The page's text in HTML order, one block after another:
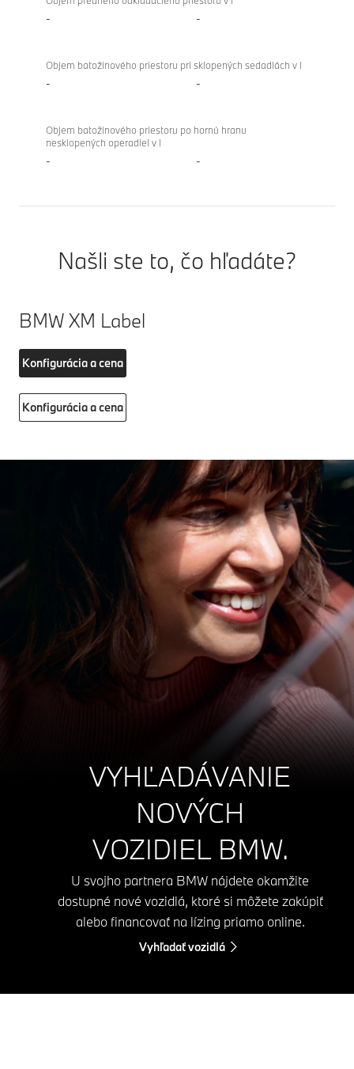
- -
Objem batožinového priestoru pri sklopených sedadlách v l
- -
Objem batožinového priestoru po hornú hranu
nesklopených operadiel v l
- -
Našli ste to, čo hľadáte?
BMW XM Label
Konfigurácia a cena
Konfigurácia a cena
VYHĽADÁVANIE
NOVÝCH
VOZIDIEL BMW.
U svojho partnera BMW nájdete okamžite
dostupné nové vozidlá, ktoré si môžete zakúpiť
alebo financovať na lízing priamo online.
Vyhľadať vozidlá